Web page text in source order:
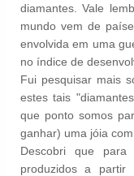
diamantes. Vale
mundo vem de
envolvida em uma
no índice de
Fui pesquisar mais
estes tais
que ponto somos
ganhar) uma jóia com
Descobri que
produzidos a